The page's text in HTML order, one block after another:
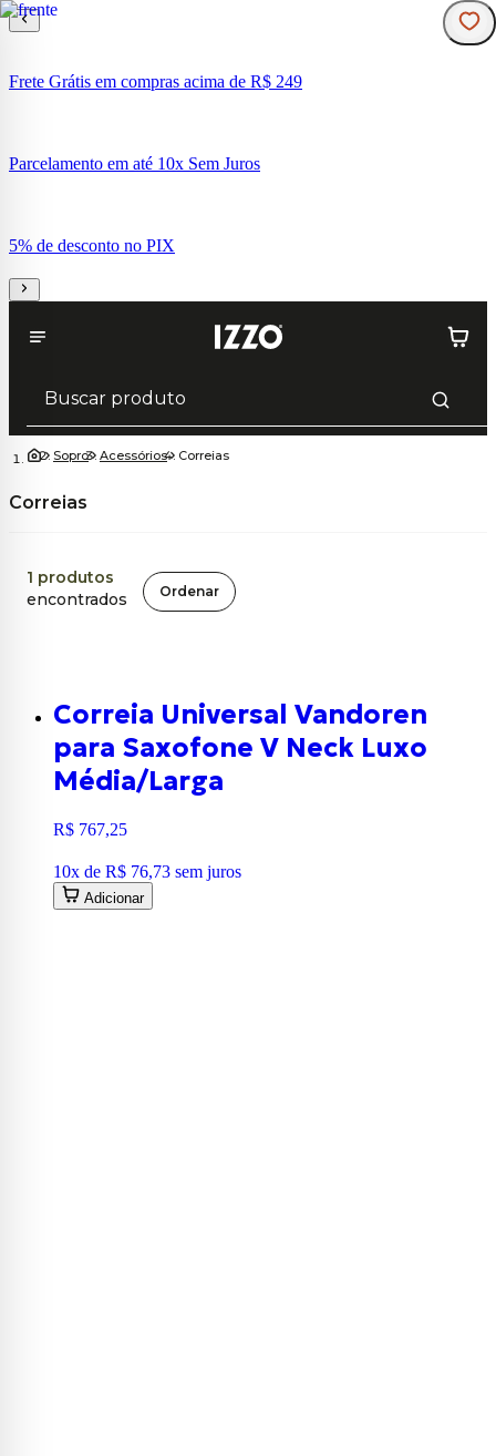
Frete Grátis em compras acima de R$ 249
Parcelamento em até 10x Sem Juros
5% de desconto no PIX
Sopro Acessórios Correias
Correias
1 produtos
encontrados
Ordenar
Correia Universal Vandoren
para Saxofone V Neck Luxo
Média/Larga
R$ 767,25
10x de R$ 76,73 sem juros
Adicionar